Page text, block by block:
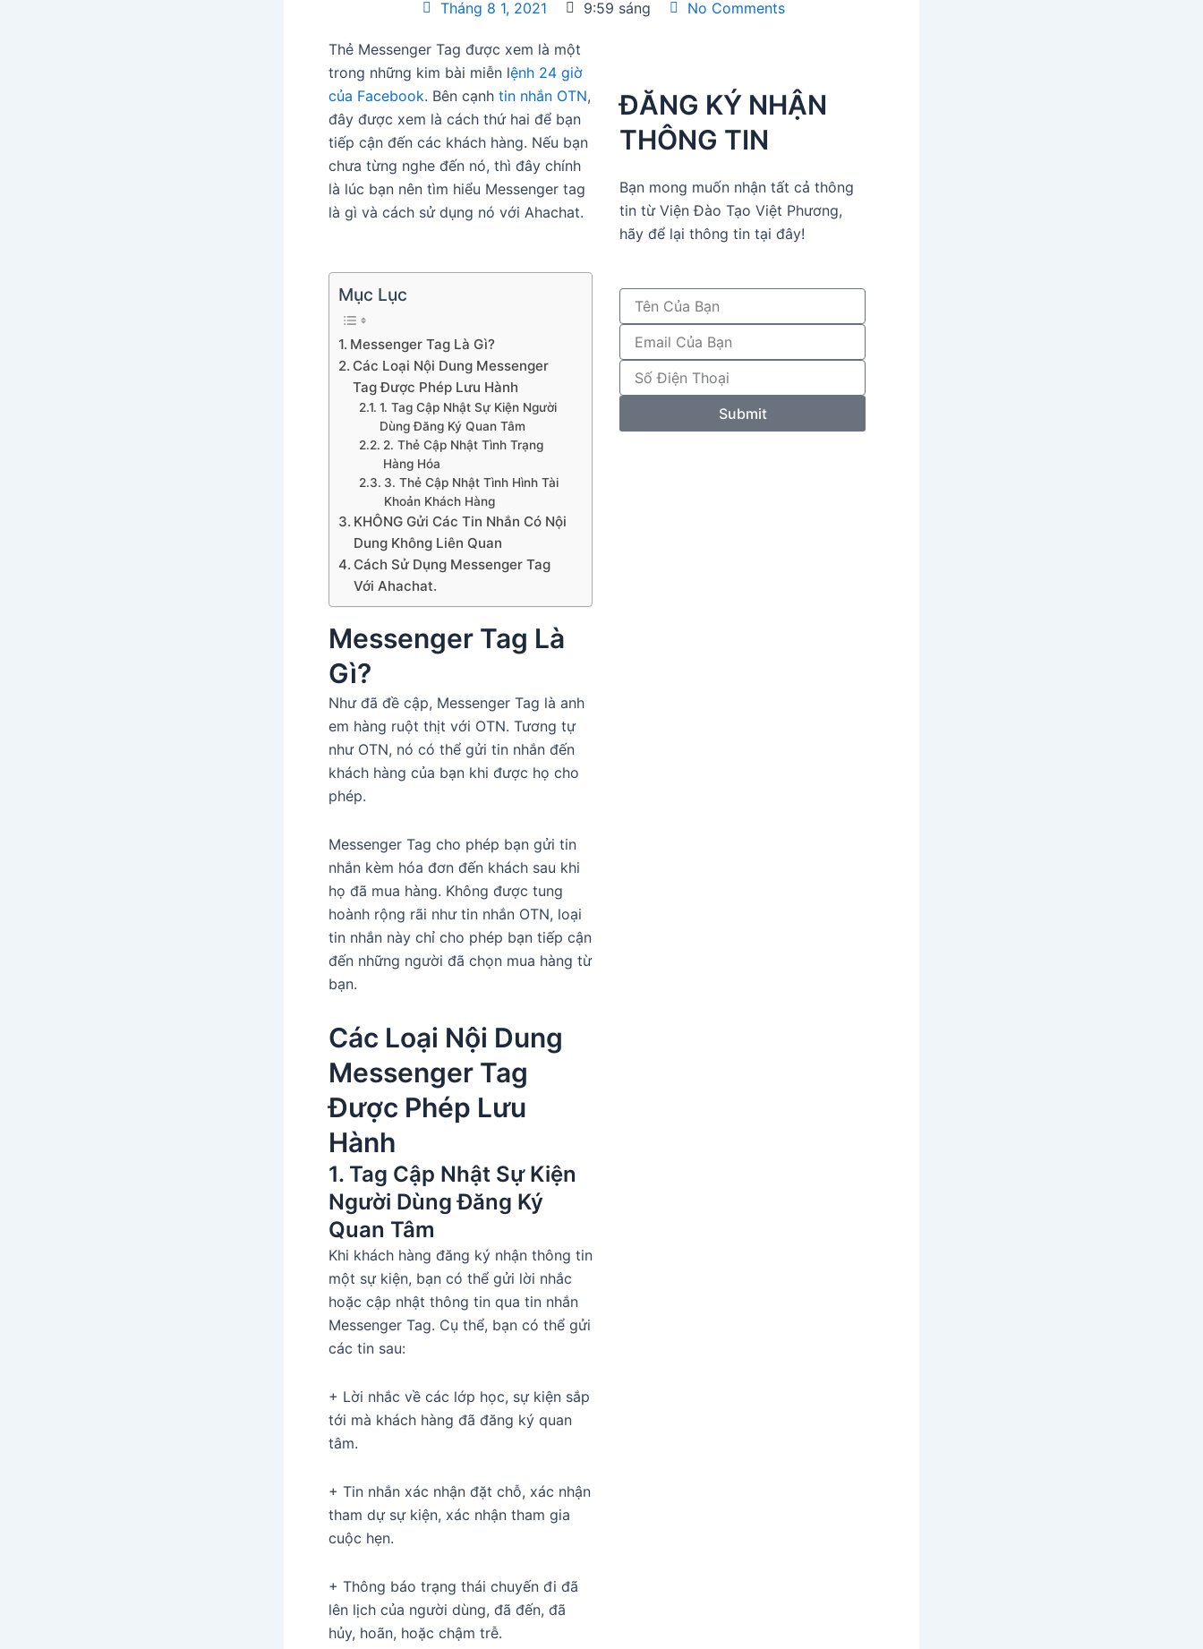
Tháng 8 1, 2021 9:59 sáng No Comments
Thẻ Messenger Tag được xem là một
trong những kim bài miễn lệnh 24 giờ
của Facebook. Bên cạnh tin nhắn OTN,
đây được xem là cách thứ hai để bạn
tiếp cận đến các khách hàng. Nếu bạn
chưa từng nghe đến nó, thì đây chính
là lúc bạn nên tìm hiểu Messenger tag
là gì và cách sử dụng nó với Ahachat.
Mục Lục
Messenger Tag Là Gì?
Các Loại Nội Dung Messenger
Tag Được Phép Lưu Hành
1. Tag Cập Nhật Sự Kiện Người
Dùng Đăng Ký Quan Tâm
2. Thẻ Cập Nhật Tình Trạng
Hàng Hóa
3. Thẻ Cập Nhật Tình Hình Tài
Khoản Khách Hàng
KHÔNG Gửi Các Tin Nhắn Có Nội
Dung Không Liên Quan
Cách Sử Dụng Messenger Tag
Với Ahachat.
Messenger Tag Là
Gì?
Như đã đề cập, Messenger Tag là anh
em hàng ruột thịt với OTN. Tương tự
như OTN, nó có thể gửi tin nhắn đến
khách hàng của bạn khi được họ cho
phép.
Messenger Tag cho phép bạn gửi tin
nhắn kèm hóa đơn đến khách sau khi
họ đã mua hàng. Không được tung
hoành rộng rãi như tin nhắn OTN, loại
tin nhắn này chỉ cho phép bạn tiếp cận
đến những người đã chọn mua hàng từ
bạn.
Các Loại Nội Dung
Messenger Tag
Được Phép Lưu
Hành
1. Tag Cập Nhật Sự Kiện
Người Dùng Đăng Ký
Quan Tâm
Khi khách hàng đăng ký nhận thông tin
một sự kiện, bạn có thể gửi lời nhắc
hoặc cập nhật thông tin qua tin nhắn
Messenger Tag. Cụ thể, bạn có thể gửi
các tin sau:
+ Lời nhắc về các lớp học, sự kiện sắp
tới mà khách hàng đã đăng ký quan
tâm.
+ Tin nhắn xác nhận đặt chỗ, xác nhận
tham dự sự kiện, xác nhận tham gia
cuộc hẹn.
+ Thông báo trạng thái chuyến đi đã
lên lịch của người dùng, đã đến, đã
hủy, hoãn, hoặc chậm trễ.
ĐĂNG KÝ NHẬN
THÔNG TIN
Bạn mong muốn nhận tất cả thông
tin từ Viện Đào Tạo Việt Phương,
hãy để lại thông tin tại đây!
Submit